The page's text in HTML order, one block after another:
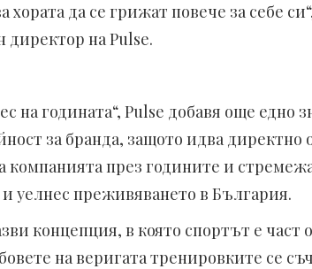
хората да се грижат повече за себе
директор наPulse.
на годината“, Pulse добавя още едно
за бранда, защото идва директно
компанията през годините и
уелнес преживяването в България.
концепция, в която спортът е част
на веригата тренировките се